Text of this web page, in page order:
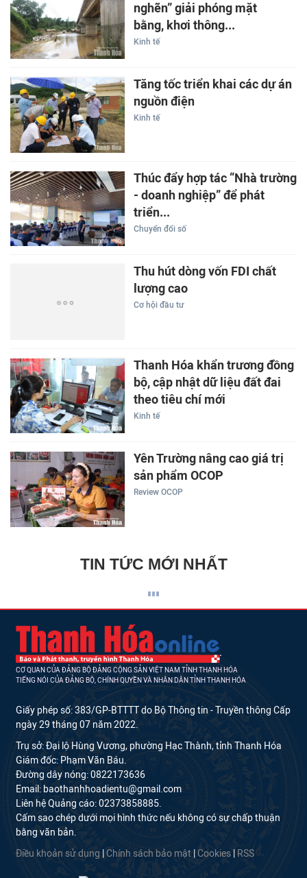
nghẽn” giải phóng mặt
bằng, khơi thông...
Kinh tế
Tăng tốc triển khai các dự án
nguồn điện
Kinh tế
Thúc đẩy hợp tác “Nhà trường
- doanh nghiệp” để phát
triển...
Chuyển đổi số
Thu hút dòng vốn FDI chất
lượng cao
Cơ hội đầu tư
Thanh Hóa khẩn trương đồng
bộ, cập nhật dữ liệu đất đai
theo tiêu chí mới
Kinh tế
Yên Trường nâng cao giá trị
sản phẩm OCOP
Review OCOP
TIN TỨC MỚI NHẤT
CƠ QUAN CỦA ĐẢNG BỘ ĐẢNG CỘNG SẢN VIỆT NAM TỈNH THANH HÓA
TIẾNG NÓI CỦA ĐẢNG BỘ, CHÍNH QUYỀN VÀ NHÂN DÂN TỈNH THANH HÓA
Giấy phép số: 383/GP-BTTTT do Bộ Thông tin - Truyền thông Cấp
ngày 29 tháng 07 năm 2022.
Trụ sở: Đại lộ Hùng Vương, phường Hạc Thành, tỉnh Thanh Hóa
Giám đốc: Phạm Văn Báu.
Đường dây nóng: 0822173636
Email: baothanhhoadientu@gmail.com
Liên hệ Quảng cáo: 02373858885.
Cấm sao chép dưới mọi hình thức nếu không có sự chấp thuận
bằng văn bản.
Điều khoản sử dụng Chính sách bảo mật Cookies RSS